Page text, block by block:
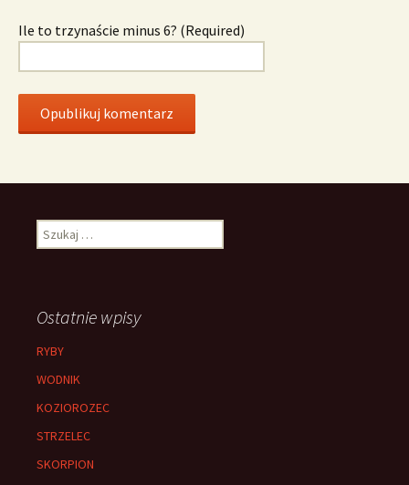
Ile to trzynaście minus 6? (Required)
Szukaj:
Ostatnie wpisy
RYBY
WODNIK
KOZIOROZEC
STRZELEC
SKORPION